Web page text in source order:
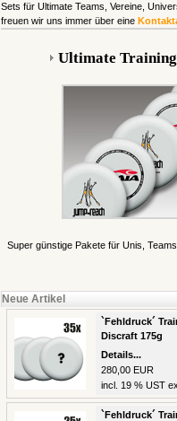
Sets für Ultimate Teams, Vereine,
freuen wir uns immer über eine
Ultimate
Super günstige Pakete für Unis,
Neue Artikel
`Fehldruck´
Discraft 175g
Details...
280,00 EUR
incl. 19 % UST
`Fehldruck´